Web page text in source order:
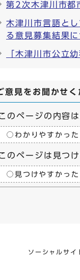
第2次木津川市都
木津川市言語と
る意見募集結果に
「木津川市公立
意見をお聞かせく
のページの内容
わかりやすかった
のページは見つ
見つけやすかった
ソーシャルサイ